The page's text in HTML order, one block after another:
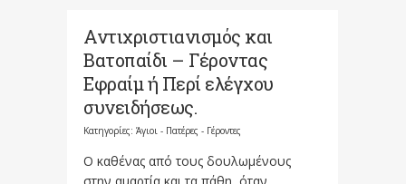
Αντιχριστιανισμός και
Βατοπαίδι – Γέροντας
Εφραίμ ή Περί ελέγχου
συνειδήσεως.
Κατηγορίες: Άγιοι - Πατέρες - Γέροντες
Ο καθένας από τους δουλωμένους